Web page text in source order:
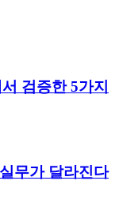
검증한 5가지
무가 달라진다